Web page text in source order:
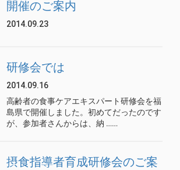
開催のご案内
2014.09.23
研修会では
2014.09.16
高齢者の食事ケアエキスパート研修会を福
島県で開催しました。初めてだったのです
が、参加者さんからは、納 ……
摂食指導者育成研修会のご案